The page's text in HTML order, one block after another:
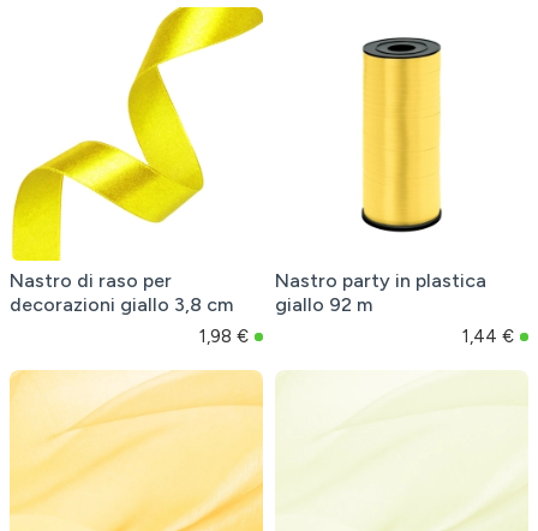
Nastro di raso per
decorazioni giallo 3,8 cm
1,98 €
Nastro party in plastica
giallo 92 m
1,44 €